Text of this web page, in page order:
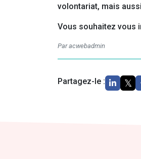
volontariat, mais
Vous souhaitez vous
Par acwebadmin
Partagez-le :